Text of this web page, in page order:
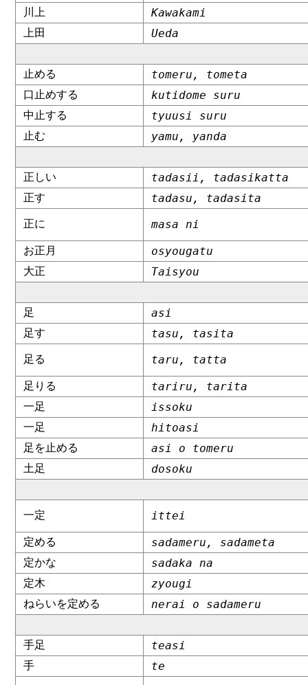
川上 Kawakami
上田 Ueda
止める tomeru, tometa
口止めする kutidome suru
中止する tyuusi suru
止む yamu, yanda
正しい tadasii, tadasikatta
正す tadasu, tadasita
正に masa ni
お正月 osyougatu
大正 Taisyou
足 asi
足す tasu, tasita
足る taru, tatta
足りる tariru, tarita
一足 issoku
一足 hitoasi
足を止める asi o tomeru
土足 dosoku
一定 ittei
定める sadameru, sadameta
定かな sadaka na
定木 zyougi
ねらいを定める nerai o sadameru
手足 teasi
手 te